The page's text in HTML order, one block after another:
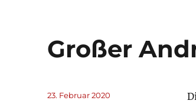
Großer
Veröffentlicht
23. Februar 2020